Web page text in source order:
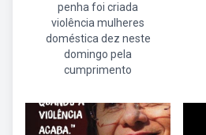
penha foi criada
violência mulheres
doméstica dez neste
domingo pela
cumprimento